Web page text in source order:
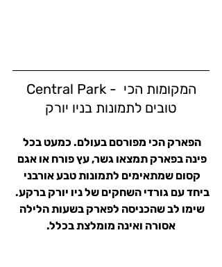
Central Park - המקומות הכי
טובים לתמונות בניו יורק
הפארק הכי מפורסם בעולם. כמעט בכל
פינה בפארק תמצאו גשר, עץ פורח או אגם
קסום שמתאימים לתמונות טבע אורבני
ביחד עם גורדי השחקים של ניו יורק ברקע.
שימו לב שהכניסה לפארק בשעות הלילה
אסורה ואינה מומלצת בכלל.